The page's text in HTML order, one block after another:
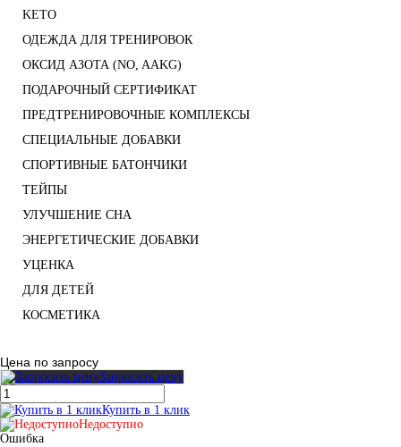
KETO
ОДЕЖДА ДЛЯ ТРЕНИРОВОК
ОКСИД АЗОТА (NO, AAKG)
ПОДАРОЧНЫЙ СЕРТИФИКАТ
ПРЕДТРЕНИРОВОЧНЫЕ КОМПЛЕКСЫ
СПЕЦИАЛЬНЫЕ ДОБАВКИ
СПОРТИВНЫЕ БАТОНЧИКИ
ТЕЙПЫ
УЛУЧШЕНИЕ СНА
ЭНЕРГЕТИЧЕСКИЕ ДОБАВКИ
УЦЕНКА
ДЛЯ ДЕТЕЙ
КОСМЕТИКА
Цена по запросу
Запросить цену
Купить в 1 клик
Недоступно
Ошибка